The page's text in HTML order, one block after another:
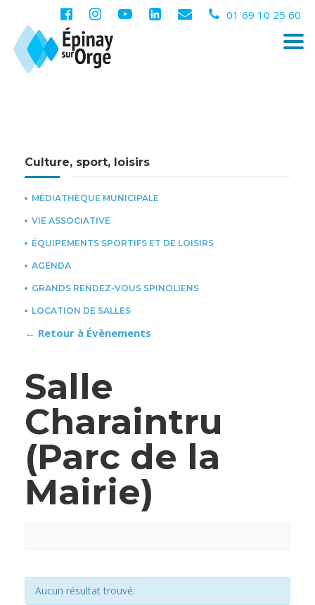
01 69 10 25 60
Culture, sport, loisirs
MÉDIATHÈQUE MUNICIPALE
VIE ASSOCIATIVE
ÉQUIPEMENTS SPORTIFS ET DE LOISIRS
AGENDA
GRANDS RENDEZ-VOUS SPINOLIENS
LOCATION DE SALLES
← Retour à Évènements
Salle
Charaintru
(Parc de la
Mairie)
Aucun résultat trouvé.